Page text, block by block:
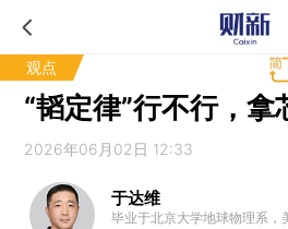
观点
“韬定律”行不行，拿
2026年06月02日 12:33
于达维
毕业于北京大学地球物理系，